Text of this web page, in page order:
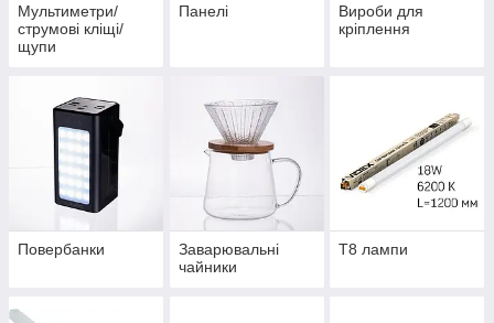
Мультиметри/
струмові кліщі/
щупи
Панелі
Вироби для
кріплення
Повербанки
Заварювальні
чайники
Т8 лампи